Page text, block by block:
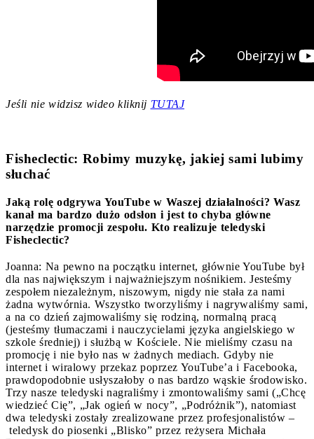
Jeśli nie widzisz wideo kliknij TUTAJ
Fisheclectic: Robimy muzykę, jakiej sami lubimy
słuchać
Jaką rolę odgrywa YouTube w Waszej działalności? Wasz
kanał ma bardzo dużo odsłon i jest to chyba główne
narzędzie promocji zespołu. Kto realizuje teledyski
Fisheclectic?
Joanna: Na pewno na początku internet, głównie YouTube był
dla nas największym i najważniejszym nośnikiem. Jesteśmy
zespołem niezależnym, niszowym, nigdy nie stała za nami
żadna wytwórnia. Wszystko tworzyliśmy i nagrywaliśmy sami,
a na co dzień zajmowaliśmy się rodziną, normalną pracą
(jesteśmy tłumaczami i nauczycielami języka angielskiego w
szkole średniej) i służbą w Kościele. Nie mieliśmy czasu na
promocję i nie było nas w żadnych mediach. Gdyby nie
internet i wiralowy przekaz poprzez YouTube’a i Facebooka,
prawdopodobnie usłyszałoby o nas bardzo wąskie środowisko.
Trzy nasze teledyski nagraliśmy i zmontowaliśmy sami („Chcę
wiedzieć Cię”, „Jak ogień w nocy”, „Podróżnik”), natomiast
dwa teledyski zostały zrealizowane przez profesjonalistów –
teledysk do piosenki „Blisko” przez reżysera Michała